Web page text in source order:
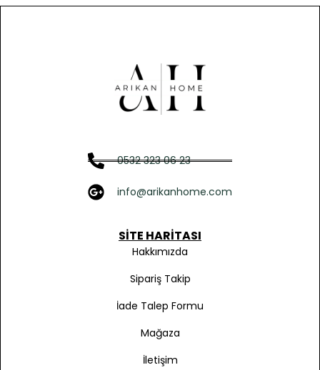
0532 323 06 23
info@arikanhome.com
SITE HARITASI
Hakkımızda
Sipariş Takip
İade Talep Formu
Mağaza
İletişim